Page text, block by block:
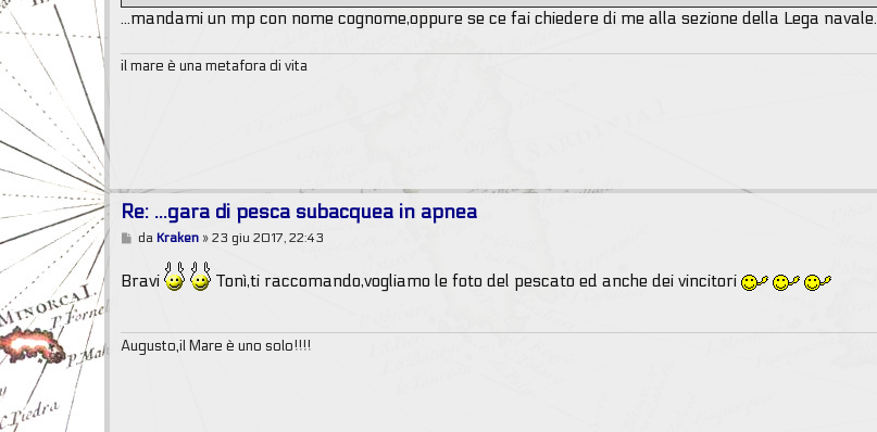
...mandami un mp con nome cognome,oppure se ce fai chiedere di me alla sezione della Lega navale.
il mare è una metafora di vita
Re: ...gara di pesca subacquea in apnea
M
s
i
o
da Kraken» 23 giu 2017, 22:43
Bravi Tonì,ti raccomando,vogliamo le foto del pescato ed anche dei vincitori
Augusto,il Mare è uno solo!!!!